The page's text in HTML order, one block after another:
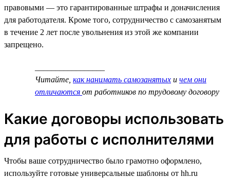
правовыми — это гарантированные штрафы и доначисления
для работодателя. Кроме того, сотрудничество с самозанятым
в течение 2 лет после увольнения из этой же компании
запрещено.
Читайте, как нанимать самозанятых и чем они
отличаются от работников по трудовому договору
Какие договоры использовать
для работы с исполнителями
Чтобы ваше сотрудничество было грамотно оформлено,
используйте готовые универсальные шаблоны от hh.ru